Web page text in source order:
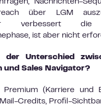
Nachrichten-
über LGM
verbessert die
ist aber nicht
der Unterschied
und Sales Navigator?
Premium (Karriere und
Credits, Profil-